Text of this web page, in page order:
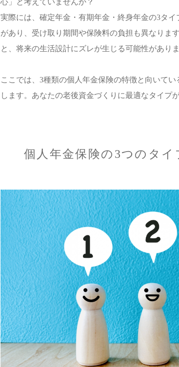
実際には、確定年金・有期年金・終身年金の3タ
があり、受け取り期間や保険料の負担も異なりま
と、将来の生活設計にズレが生じる可能性がありま
ここでは、3種類の個人年金保険の特徴と向いて
します。あなたの老後資金づくりに最適なタイプ
個人年金保険の3つのタイ